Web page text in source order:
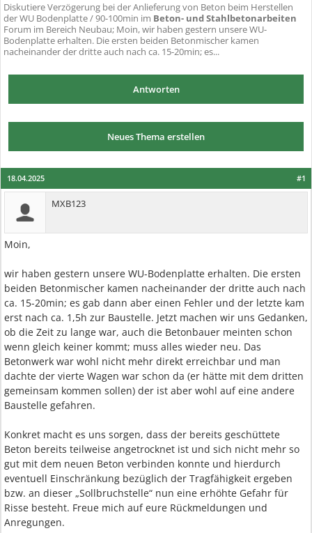
DiskutiereVerzögerung bei der Anlieferung von Beton beim Herstellen
der WU Bodenplatte / 90-100min im Beton- und Stahlbetonarbeiten
Forum im Bereich Neubau; Moin, wir haben gestern unsere WU-
Bodenplatte erhalten. Die ersten beiden Betonmischer kamen
nacheinander der dritte auch nach ca. 15-20min; es...
Antworten
Neues Thema erstellen
#1
18.04.2025
MXB123
Moin,
wir haben gestern unsere WU-Bodenplatte erhalten. Die ersten
beiden Betonmischer kamen nacheinander der dritte auch nach
ca. 15-20min; es gab dann aber einen Fehler und der letzte kam
erst nach ca. 1,5h zur Baustelle. Jetzt machen wir uns Gedanken,
ob die Zeit zu lange war, auch die Betonbauer meinten schon
wenn gleich keiner kommt; muss alles wieder neu. Das
Betonwerk war wohl nicht mehr direkt erreichbar und man
dachte der vierte Wagen war schon da (er hätte mit dem dritten
gemeinsam kommen sollen) der ist aber wohl auf eine andere
Baustelle gefahren.
Konkret macht es uns sorgen, dass der bereits geschüttete
Beton bereits teilweise angetrocknet ist und sich nicht mehr so
gut mit dem neuen Beton verbinden konnte und hierdurch
eventuell Einschränkung bezüglich der Tragfähigkeit ergeben
bzw. an dieser „Sollbruchstelle“ nun eine erhöhte Gefahr für
Risse besteht. Freue mich auf eure Rückmeldungen und
Anregungen.